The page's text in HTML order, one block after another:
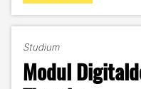
–
Lichterkette"
Studium
Modul